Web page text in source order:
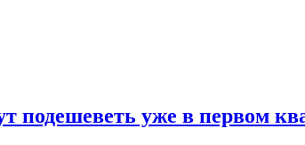
подешеветь уже в первом